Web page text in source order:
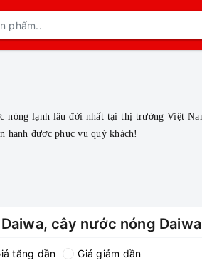
nóng lạnh lâu đời nhất tại thị trường Việt
hạnh được phục vụ quý khách!
cây nước nóng
tăng dần Giá giảm dần